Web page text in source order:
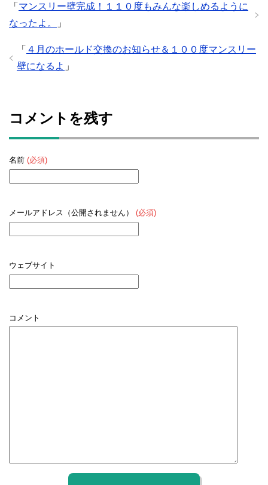
「 マンスリー壁完成！１１０度もみんな楽しめるように
なったよ。
」
「 ４月のホールド交換のお知らせ＆１００度マンスリー
壁になるよ 」
コメントを残す
名前 (必須)
メールアドレス（公開されません） (必須)
ウェブサイト
コメント